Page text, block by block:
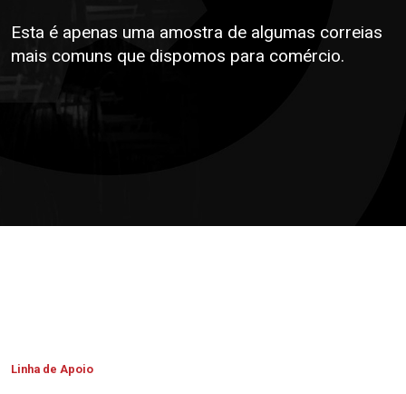
Esta é apenas uma amostra de algumas correias
mais comuns que dispomos para comércio.
Linha de Apoio